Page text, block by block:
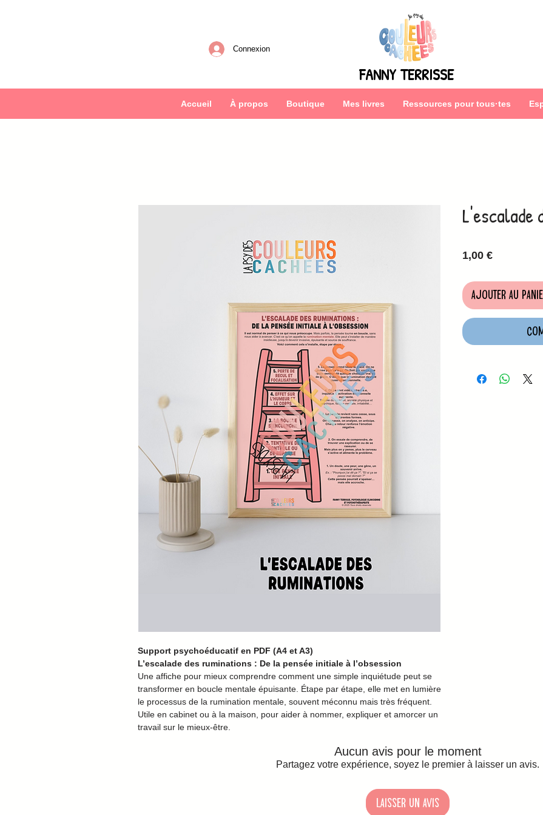
Connexion
FANNY TERRISSE
Accueil À propos Boutique Mes livres Ressources pour tous·tes
Support psychoéducatif en PDF (A4 et A3)
L’escalade des ruminations : De la pensée initiale à l’obsession
Une affiche pour mieux comprendre comment une simple inquiétude peut se
transformer en boucle mentale épuisante. Étape par étape, elle met en lumière
le processus de la rumination mentale, souvent méconnu mais très fréquent.
Utile en cabinet ou à la maison, pour aider à nommer, expliquer et amorcer un
travail sur le mieux-être.
1,00 €Prix
Ajouter au
Aucun avis pour le moment
Partagez votre expérience, soyez le premier à laisser un avis.
Laisser un avis